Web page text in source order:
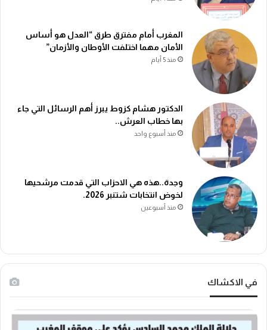
المغرب أمام مفترق طرق “العدل هو أساس
الأمان مهما اختلفت الأوطان والأزمان”
منذ 5 أيام
الدكتور هشام كزوط يبرز أهم الرسائل التي جاء
بها خطاب العرش..
منذ أسبوع واحد
وجدة..هذه هي الاحزاب التي قدمت مرشحيها
لخوض انتخابات شتنبر 2026.
منذ أسبوعين
في الاكشاك